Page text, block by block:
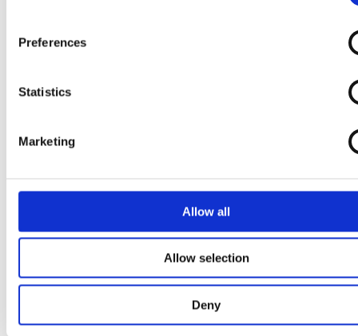
Preferences
Statistics
Marketing
Allow all
Allow selection
Deny